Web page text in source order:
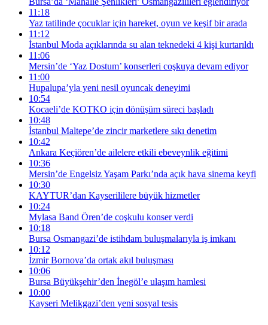
11:18
Yaz tatilinde çocuklar için hareket, oyun ve keşif bir arada
11:12
İstanbul Moda açıklarında su alan teknedeki 4 kişi kurtarıldı
11:06
Mersin’de ‘Yaz Dostum’ konserleri coşkuya devam ediyor
11:00
Hupalupa’yla yeni nesil oyuncak deneyimi
10:54
Kocaeli’de KOTKO için dönüşüm süreci başladı
10:48
İstanbul Maltepe’de zincir marketlere sıkı denetim
10:42
Ankara Keçiören’de ailelere etkili ebeveynlik eğitimi
10:36
Mersin’de Engelsiz Yaşam Parkı’nda açık hava sinema keyfi
10:30
KAYTUR’dan Kayserililere büyük hizmetler
10:24
Mylasa Band Ören’de coşkulu konser verdi
10:18
Bursa Osmangazi’de istihdam buluşmalarıyla iş imkanı
10:12
İzmir Bornova’da ortak akıl buluşması
10:06
Bursa Büyükşehir’den İnegöl’e ulaşım hamlesi
10:00
Kayseri Melikgazi’den yeni sosyal tesis